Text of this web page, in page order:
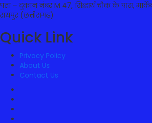
पता – दुकान नंबर M 47, सिद्धार्थ चौक के पास, मार्केट
रायपुर (छत्तीसगढ़)
Quick Link
Privacy Policy
About Us
Contact Us